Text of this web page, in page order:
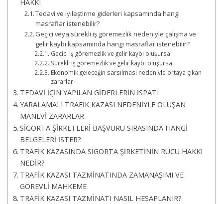
HAKKI
Tedavi ve iyileştirme giderleri kapsamında hangi
masraflar istenebilir?
Geçici veya sürekli iş göremezlik nedeniyle çalışma ve
gelir kaybı kapsamında hangi masraflar istenebilir?
Geçici iş göremezlik ve gelir kaybı oluşursa
Sürekli iş göremezlik ve gelir kaybı oluşursa
Ekonomik geleceğin sarsılması nedeniyle ortaya çıkan
zararlar
TEDAVİ İÇİN YAPILAN GİDERLERİN İSPATI
YARALAMALI TRAFİK KAZASI NEDENİYLE OLUŞAN
MANEVİ ZARARLAR
SİGORTA ŞİRKETLERİ BAŞVURU SIRASINDA HANGİ
BELGELERİ İSTER?
TRAFİK KAZASINDA SİGORTA ŞİRKETİNİN RÜCU HAKKI
NEDİR?
TRAFİK KAZASI TAZMİNATINDA ZAMANAŞIMI VE
GÖREVLİ MAHKEME
TRAFİK KAZASI TAZMİNATI NASIL HESAPLANIR?